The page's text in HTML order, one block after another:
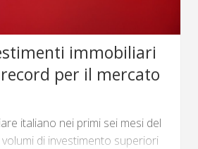
immobiliari
per il mercato
italiano nei primi sei mesi del
di investimento superiori